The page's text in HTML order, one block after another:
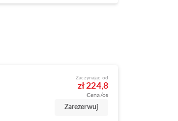
Zaczynając od
zł 224,8
Cena/os
Zarezerwuj